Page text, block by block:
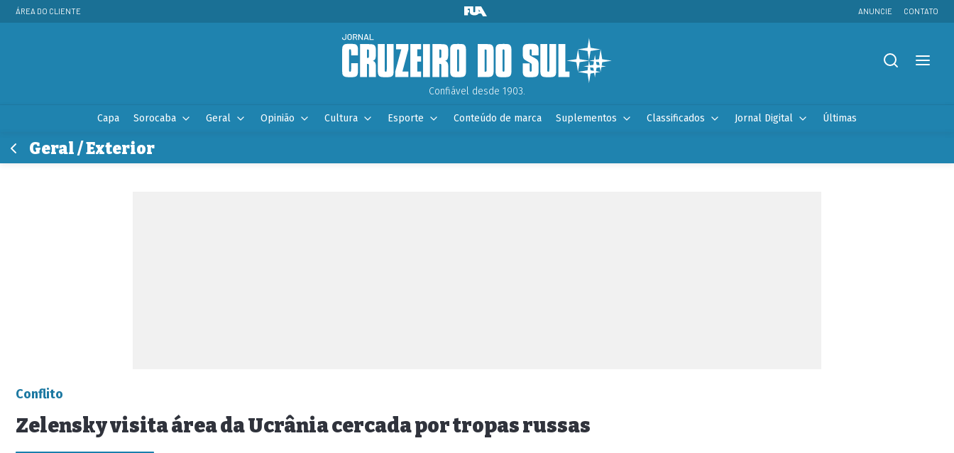
ÁREA DO CLIENTE ANUNCIE CONTATO
Confiável desde 1903.
Capa Sorocaba Geral Opinião Cultura Esporte Conteúdo de marca Suplementos Classificados Jornal Digital Últimas
Geral / Exterior
Conflito
Zelensky visita área da Ucrânia cercada por tropas russas